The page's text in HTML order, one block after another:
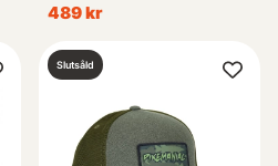
489 kr
Slutsåld